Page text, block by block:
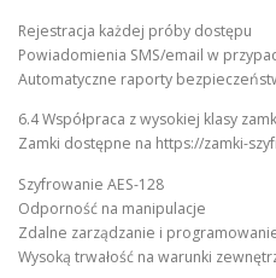
Rejestracja każdej próby dostępu
Powiadomienia SMS/email w
Automatyczne raporty
6.4 Współpraca z wysokiej klasy
Zamki dostępne na https://zamki-
Szyfrowanie AES-128
Odporność na manipulacje
Zdalne zarządzanie i
Wysoką trwałość na warunki